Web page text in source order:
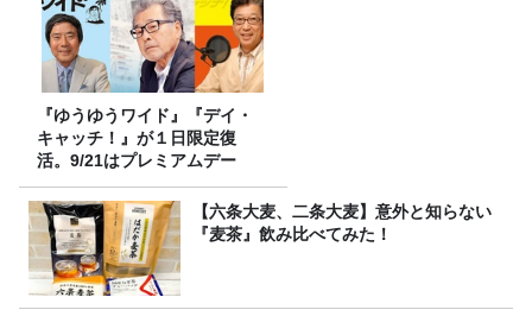
『ゆうゆうワイド』『デイ・
キャッチ！』が１日限定復
活。9/21はプレミアムデー
【六条大麦、二条大麦】意外と知らない
『麦茶』飲み比べてみた！